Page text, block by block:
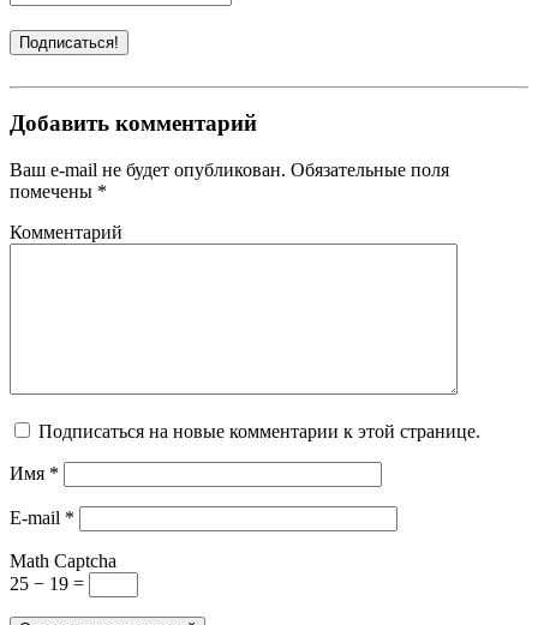
Добавить комментарий
Ваш e-mail не будет опубликован. Обязательные поля
помечены *
Комментарий
Подписаться на новые комментарии к этой странице.
Имя *
E-mail *
Math Captcha
25 − 19 =